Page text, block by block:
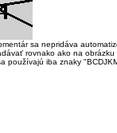
sa nepridáva
rovnako ako na
používajú iba znaky